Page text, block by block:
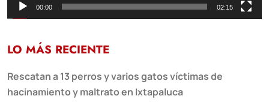
00:00 02:15
LO MÁS RECIENTE
Rescatan a 13 perros y varios gatos víctimas de
hacinamiento y maltrato en Ixtapaluca